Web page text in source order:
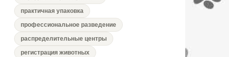
практичная упаковка
профессиональное разведение
распределительные центры
регистрация животных